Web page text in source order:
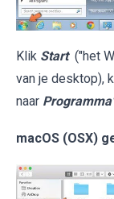
Klik Start ("het
van je desktop),
naar
macOS (OSX)